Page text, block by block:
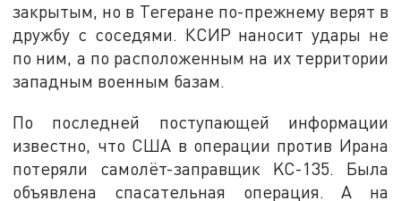
закрытым, но в Тегеране по-прежнему верят в
дружбу с соседями. КСИР наносит удары не
по ним, а по расположенным на их территории
западным военным базам.
По последней поступающей информации
известно, что США в операции против Ирана
потеряли самолёт-заправщик KC-135. Была
объявлена спасательная операция. А на